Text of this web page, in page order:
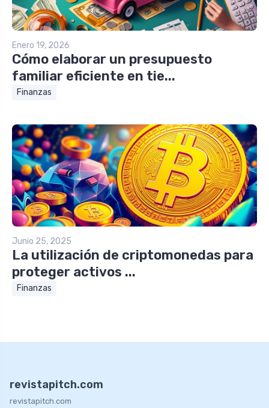
Enero 19, 2026
Cómo elaborar un presupuesto
familiar eficiente en tie...
Finanzas
Junio 25, 2025
La utilización de criptomonedas para
proteger activos ...
Finanzas
revistapitch.com
revistapitch.com